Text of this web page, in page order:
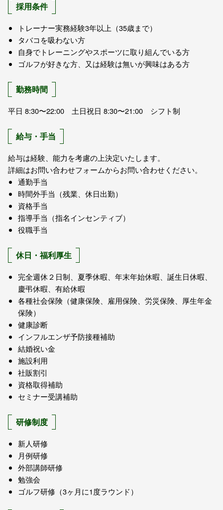
採用条件
トレーナー実務経験3年以上（35歳まで）
タバコを吸わない方
自身でトレーニングやスポーツに取り組んでいる方
ゴルフが好きな方、又は経験は無いが興味はある方
勤務時間
平日 8:30〜22:00 土日祝日 8:30〜21:00 シフト制
給与・手当
給与は経験、能力を考慮の上決定いたします。
詳細はお問い合わせフォームからお問い合わせください。
通勤手当
時間外手当（残業、休日出勤）
資格手当
指導手当（指名インセンティブ）
役職手当
休日・福利厚生
完全週休２日制、夏季休暇、年末年始休暇、誕生日休暇、
慶弔休暇、有給休暇
各種社会保険（健康保険、雇用保険、労災保険、厚生年金
保険）
健康診断
インフルエンザ予防接種補助
結婚祝い金
施設利用
社販割引
資格取得補助
セミナー受講補助
研修制度
新人研修
月例研修
外部講師研修
勉強会
ゴルフ研修（3ヶ月に1度ラウンド）